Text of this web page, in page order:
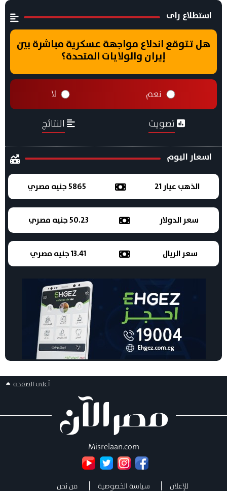
استطلاع راى
هل تتوقع اندلاع مواجهة عسكرية مباشرة بين
إيران والولايات المتحدة؟
نعم لا
تصويت النتائج
اسعار اليوم
الذهب عيار 21 5865 جنيه مصري
سعر الدولار 50.23 جنيه مصري
سعر الريال 13.41 جنيه مصري
أعلى الصفحه
Misrelaan.com
للإعلان سياسة الخصوصية من نحن